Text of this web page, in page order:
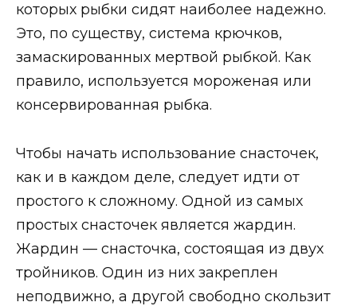
которых рыбки сидят наиболее надежно.
Это, по существу, система крючков,
замаскированных мертвой рыбкой. Как
правило, используется мороженая или
консервированная рыбка.
Чтобы начать использование снасточек,
как и в каждом деле, следует идти от
простого к сложному. Одной из самых
простых снасточек является жардин.
Жардин — снасточка, состоящая из двух
тройников. Один из них закреплен
неподвижно, а другой свободно скользит